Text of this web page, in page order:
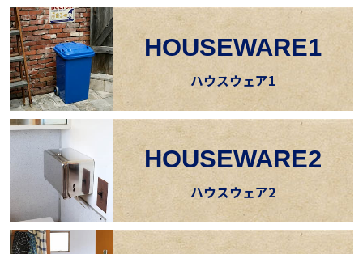
HOUSEWARE1
ハウスウェア1
HOUSEWARE2
ハウスウェア2